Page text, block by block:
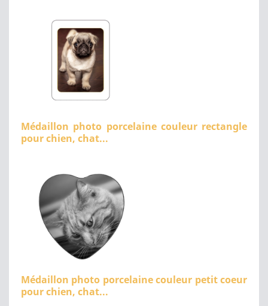
Médaillon photo porcelaine couleur rectangle
pour chien, chat...
Médaillon photo porcelaine couleur petit coeur
pour chien, chat...